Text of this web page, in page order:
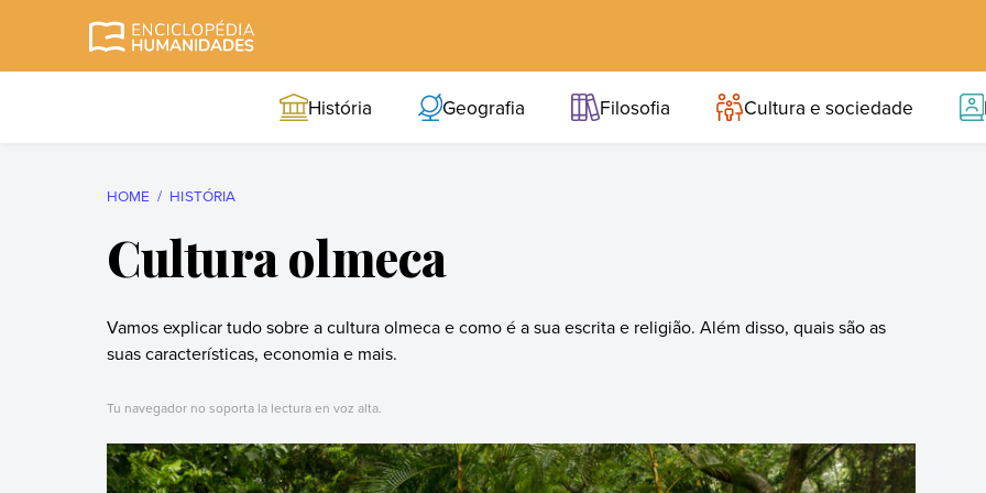
História Geografia Filosofia Cultura e sociedade
HOME HISTÓRIA
Cultura olmeca
Vamos explicar tudo sobre a cultura olmeca e como é a sua escrita e religião. Além disso, quais são as
suas características, economia e mais.
Tu navegador no soporta la lectura en voz alta.